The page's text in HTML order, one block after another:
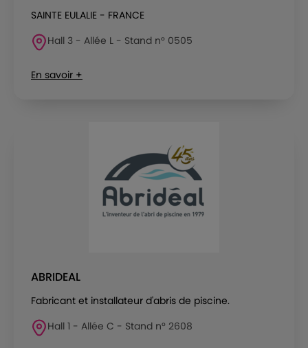
SAINTE EULALIE - FRANCE
Hall 3 - Allée L - Stand n° 0505
En savoir +
ABRIDEAL
Fabricant et installateur d'abris de piscine.
Hall 1 - Allée C - Stand n° 2608